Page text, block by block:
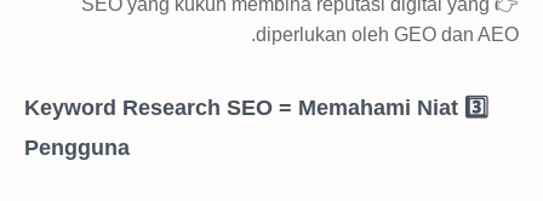
👉 SEO yang kukuh membina reputasi digital yang
diperlukan oleh GEO dan AEO.
3️⃣ Keyword Research SEO = Memahami Niat
Pengguna